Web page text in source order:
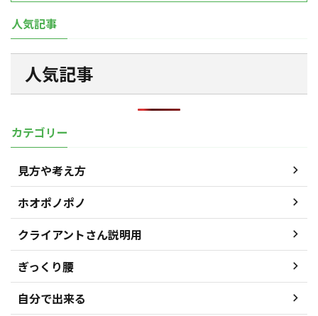
人気記事
人気記事
カテゴリー
見方や考え方
ホオポノポノ
クライアントさん説明用
ぎっくり腰
自分で出来る